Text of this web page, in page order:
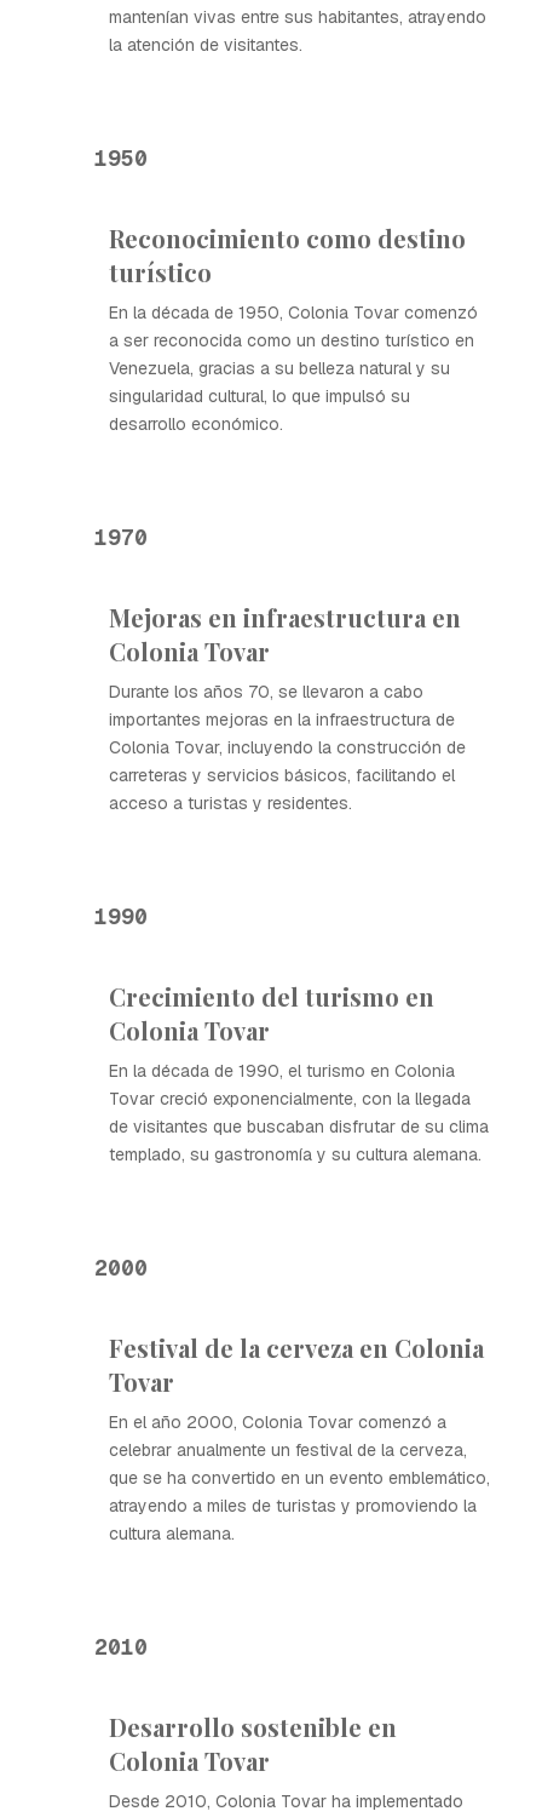
mantenían vivas entre sus habitantes, atrayendo
la atención de visitantes.
1950
Reconocimiento como destino
turístico
En la década de 1950, Colonia Tovar comenzó
a ser reconocida como un destino turístico en
Venezuela, gracias a su belleza natural y su
singularidad cultural, lo que impulsó su
desarrollo económico.
1970
Mejoras en infraestructura en
Colonia Tovar
Durante los años 70, se llevaron a cabo
importantes mejoras en la infraestructura de
Colonia Tovar, incluyendo la construcción de
carreteras y servicios básicos, facilitando el
acceso a turistas y residentes.
1990
Crecimiento del turismo en
Colonia Tovar
En la década de 1990, el turismo en Colonia
Tovar creció exponencialmente, con la llegada
de visitantes que buscaban disfrutar de su clima
templado, su gastronomía y su cultura alemana.
2000
Festival de la cerveza en Colonia
Tovar
En el año 2000, Colonia Tovar comenzó a
celebrar anualmente un festival de la cerveza,
que se ha convertido en un evento emblemático,
atrayendo a miles de turistas y promoviendo la
cultura alemana.
2010
Desarrollo sostenible en
Colonia Tovar
Desde 2010, Colonia Tovar ha implementado